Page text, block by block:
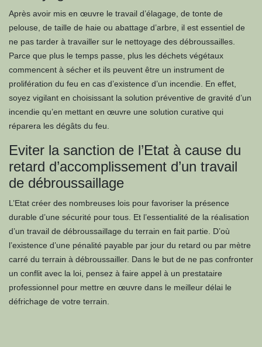
Après avoir mis en œuvre le travail d’élagage, de tonte de
pelouse, de taille de haie ou abattage d’arbre, il est essentiel de
ne pas tarder à travailler sur le nettoyage des débroussailles.
Parce que plus le temps passe, plus les déchets végétaux
commencent à sécher et ils peuvent être un instrument de
prolifération du feu en cas d’existence d’un incendie. En effet,
soyez vigilant en choisissant la solution préventive de gravité d’un
incendie qu’en mettant en œuvre une solution curative qui
réparera les dégâts du feu.
Eviter la sanction de l’Etat à cause du
retard d’accomplissement d’un travail
de débroussaillage
L’Etat créer des nombreuses lois pour favoriser la présence
durable d’une sécurité pour tous. Et l’essentialité de la réalisation
d’un travail de débroussaillage du terrain en fait partie. D’où
l’existence d’une pénalité payable par jour du retard ou par mètre
carré du terrain à débroussailler. Dans le but de ne pas confronter
un conflit avec la loi, pensez à faire appel à un prestataire
professionnel pour mettre en œuvre dans le meilleur délai le
défrichage de votre terrain.